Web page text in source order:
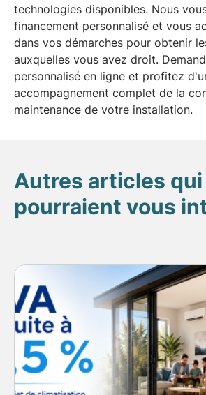
technologies disponibles. Nous
financement personnalisé et vous
dans vos démarches pour obtenir
auxquelles vous avez droit.
personnalisé en ligne et profitez
accompagnement complet de la
maintenance de votre installation.
Autres articles qui
pourraient vous